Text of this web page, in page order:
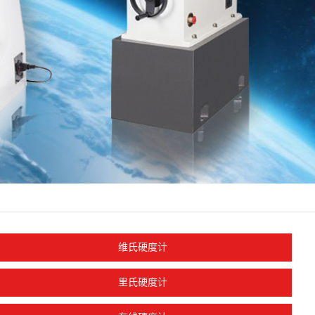
维氏硬度计
里氏硬度计